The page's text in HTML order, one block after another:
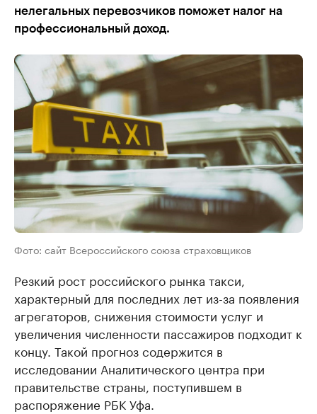
нелегальных перевозчиков поможет налог на
профессиональный доход.
Фото: сайт Всероссийского союза страховщиков
Резкий рост российского рынка такси,
характерный для последних лет из-за появления
агрегаторов, снижения стоимости услуг и
увеличения численности пассажиров подходит к
концу. Такой прогноз содержится в
исследовании Аналитического центра при
правительстве страны, поступившем в
распоряжение РБК Уфа.